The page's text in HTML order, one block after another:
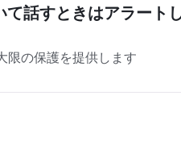
話すときはアラート
限の保護を提供します